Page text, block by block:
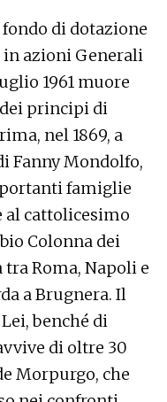
di dotazione
in azioni Generali
1961 muore
principi di
nel 1869, a
Fanny Mondolfo,
famiglie
al cattolicesimo
Colonna dei
Roma, Napoli e
a Brugnera. Il
benché di
di oltre 30
Morpurgo, che